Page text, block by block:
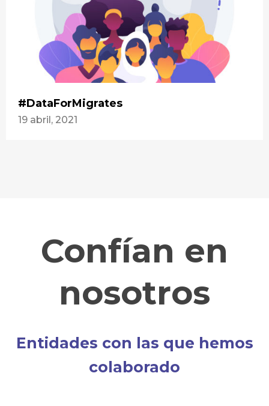
#DataForMigrates
19 abril, 2021
Confían en
nosotros
Entidades con las que hemos
colaborado